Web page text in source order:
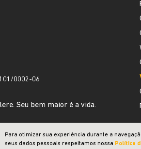
0002-06
Seu bem maior é a vida.
Para otimizar sua experiência durante a
seus dados pessoais respeitamos nossa Política